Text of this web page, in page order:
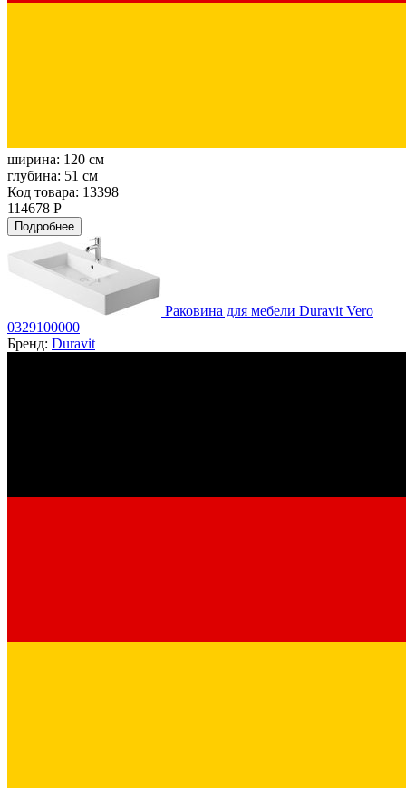
ширина: 120 см
глубина: 51 см
Код товара: 13398
114678 Р
Подробнее
Раковина для мебели Duravit Vero
0329100000
Бренд: Duravit